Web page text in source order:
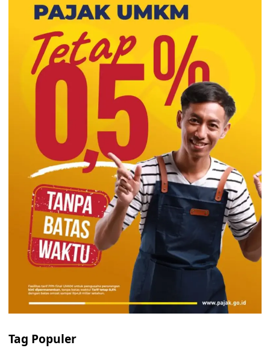
Tag Populer